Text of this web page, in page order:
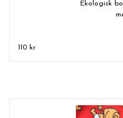
Ekologisk
110 kr